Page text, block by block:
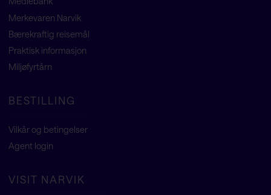
Merkevaren Narvik
Bærekraftig reisemål
Praktisk informasjon
Miljøfyrtårn
BESTILLING
Vilkår og betingelser
Agent login
VISIT NARVIK